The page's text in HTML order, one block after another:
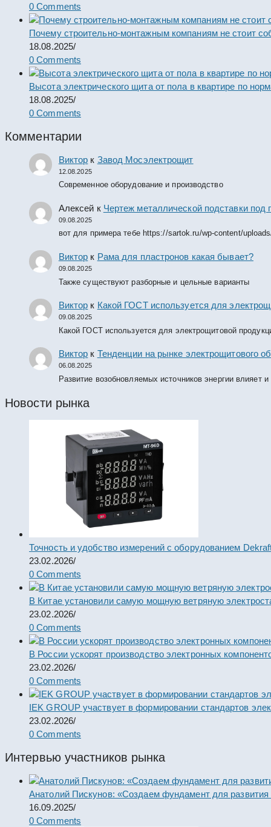
0 Comments
Почему строительно-монтажным компаниям не стоит
18.08.2025/
0 Comments
Высота электрического щита от пола в квартире по
18.08.2025/
0 Comments
Комментарии
Виктор к Завод Мосэлектрощит
12.08.2025
Современное оборудование и производство
Алексей к Чертеж металлической подставки
09.08.2025
вот для примера тебе https://sartok.ru/wp-content/
Виктор к Рама для пластронов какая бывает?
09.08.2025
Также существуют разборные и цельные варианты
Виктор к Какой ГОСТ используется для
09.08.2025
Какой ГОСТ используется для электрощитовой
Виктор к Тенденции на рынке электрощитового
06.08.2025
Развитие возобновляемых источников энергии влияет
Новости рынка
Точность и удобство измерений с оборудованием
23.02.2026/
0 Comments
В Китае установили самую мощную ветряную
23.02.2026/
0 Comments
В России ускорят производство электронных
23.02.2026/
0 Comments
IEK GROUP участвует в формировании стандартов
23.02.2026/
0 Comments
Интервью участников рынка
Анатолий Пискунов: «Создаем фундамент для развития
16.09.2025/
0 Comments